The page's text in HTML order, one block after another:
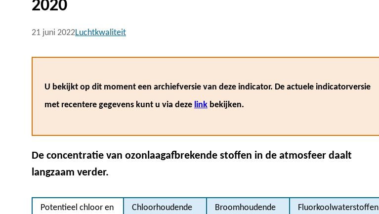
2020
21 juni 2022Luchtkwaliteit
U bekijkt op dit moment een archiefversie van deze indicator. De actuele indicatorversie
met recentere gegevens kunt u via deze link bekijken.
De concentratie van ozonlaagafbrekende stoffen in de atmosfeer daalt
langzaam verder.
Potentieel chloor en
Chloorhoudende
Broomhoudende
Fluorkoolwaterstoffen